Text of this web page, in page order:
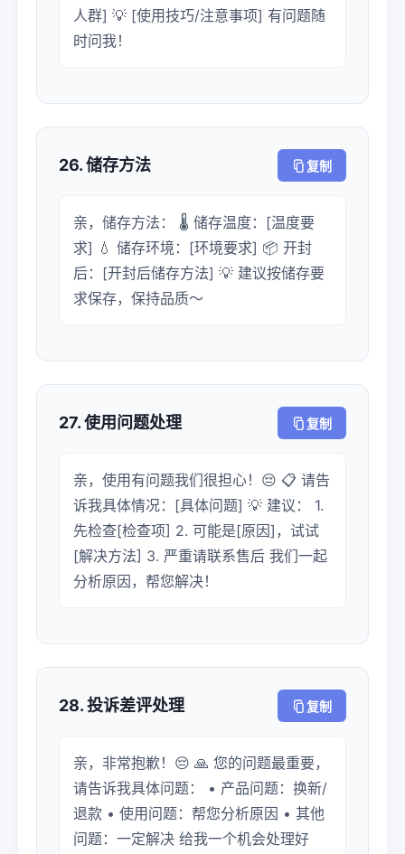
人群] 💡 [使用技巧/注意事项] 有问题随
时问我！
26. 储存方法 复制
亲，储存方法： 🌡️ 储存温度：[温度要
求] 💧 储存环境：[环境要求] 📦 开封
后：[开封后储存方法] 💡 建议按储存要
求保存，保持品质～
27. 使用问题处理 复制
亲，使用有问题我们很担心！😔 📋 请告
诉我具体情况：[具体问题] 💡 建议： 1.
先检查[检查项] 2. 可能是[原因]，试试
[解决方法] 3. 严重请联系售后 我们一起
分析原因，帮您解决！
28. 投诉差评处理 复制
亲，非常抱歉！😔 🙏 您的问题最重要，
请告诉我具体问题： • 产品问题：换新/
退款 • 使用问题：帮您分析原因 • 其他
问题：一定解决 给我一个机会处理好